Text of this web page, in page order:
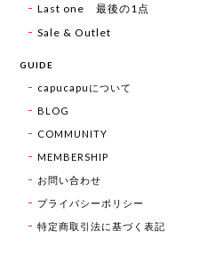
Last one 最後の1点
Sale & Outlet
GUIDE
capucapuについて
BLOG
COMMUNITY
MEMBERSHIP
お問い合わせ
プライバシーポリシー
特定商取引法に基づく表記